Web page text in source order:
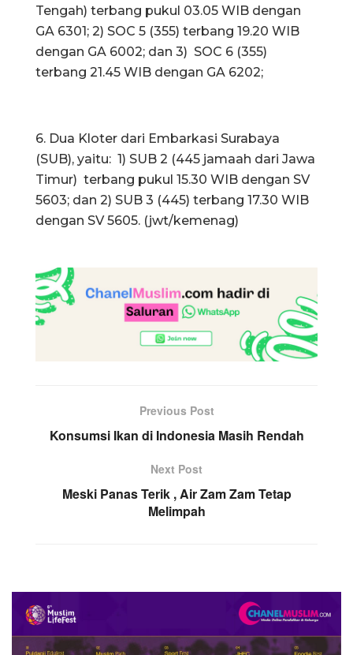
Tengah) terbang pukul 03.05 WIB dengan
GA 6301; 2) SOC 5 (355) terbang 19.20 WIB
dengan GA 6002; dan 3) SOC 6 (355)
terbang 21.45 WIB dengan GA 6202;
6. Dua Kloter dari Embarkasi Surabaya
(SUB), yaitu: 1) SUB 2 (445 jamaah dari Jawa
Timur) terbang pukul 15.30 WIB dengan SV
5603; dan 2) SUB 3 (445) terbang 17.30 WIB
dengan SV 5605. (jwt/kemenag)
Previous Post
Konsumsi Ikan di Indonesia Masih Rendah
Next Post
Meski Panas Terik , Air Zam Zam Tetap
Melimpah